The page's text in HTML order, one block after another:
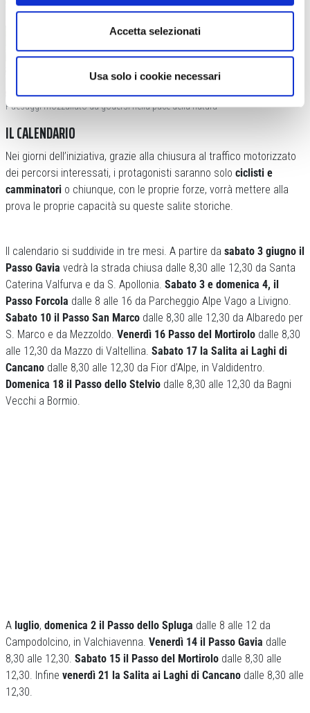
Accetta selezionati
Usa solo i cookie necessari
Paesaggi mozzafiato da godersi nella pace della natura
IL CALENDARIO
Nei giorni dell’iniziativa, grazie alla chiusura al traffico motorizzato
dei percorsi interessati, i protagonisti saranno solo ciclisti e
camminatori o chiunque, con le proprie forze, vorrà mettere alla
prova le proprie capacità su queste salite storiche.
Il calendario si suddivide in tre mesi. A partire da sabato 3 giugno il
Passo Gavia vedrà la strada chiusa dalle 8,30 alle 12,30 da Santa
Caterina Valfurva e da S. Apollonia. Sabato 3 e domenica 4, il
Passo Forcola dalle 8 alle 16 da Parcheggio Alpe Vago a Livigno.
Sabato 10 il Passo San Marco dalle 8,30 alle 12,30 da Albaredo per
S. Marco e da Mezzoldo. Venerdì 16 Passo del Mortirolo dalle 8,30
alle 12,30 da Mazzo di Valtellina. Sabato 17 la Salita ai Laghi di
Cancano dalle 8,30 alle 12,30 da Fior d’Alpe, in Valdidentro.
Domenica 18 il Passo dello Stelvio dalle 8,30 alle 12,30 da Bagni
Vecchi a Bormio.
A luglio, domenica 2 il Passo dello Spluga dalle 8 alle 12 da
Campodolcino, in Valchiavenna. Venerdì 14 il Passo Gavia dalle
8,30 alle 12,30. Sabato 15 il Passo del Mortirolo dalle 8,30 alle
12,30. Infine venerdì 21 la Salita ai Laghi di Cancano dalle 8,30 alle
12,30.